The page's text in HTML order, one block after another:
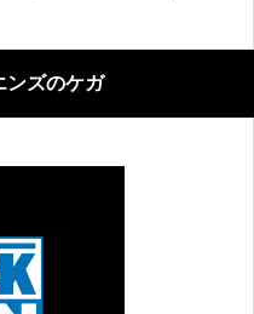
ンズのケガ